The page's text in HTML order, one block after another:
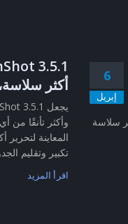
أكثر
وأكثر تأنقًا
المعاينة
تكبير وتقليم
اقرأ المزيد
6
إبريل
سلاسة